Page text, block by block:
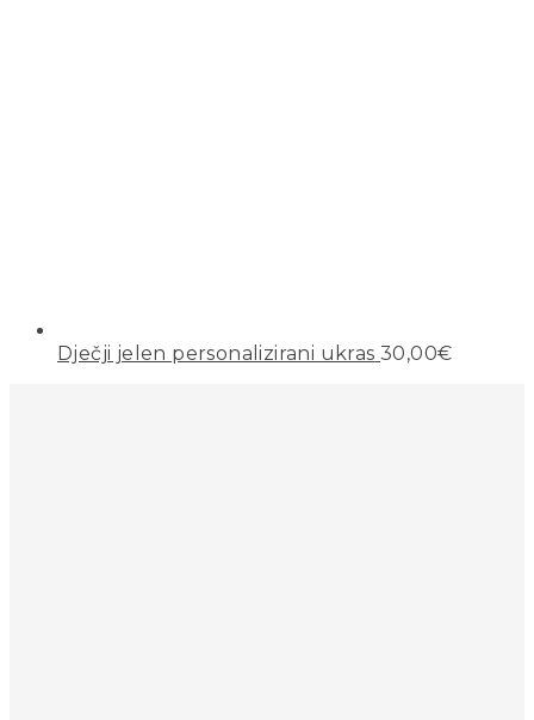
Dječji jelen personalizirani ukras 30,00€